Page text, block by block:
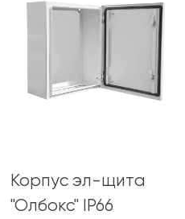
Корпус эл-щита
"Олбокс" IP66